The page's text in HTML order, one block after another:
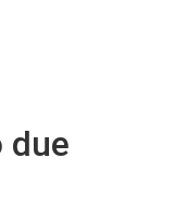
due